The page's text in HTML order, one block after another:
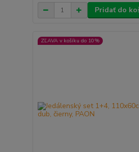
Pridať do
ZĽAVA v košíku do 10%